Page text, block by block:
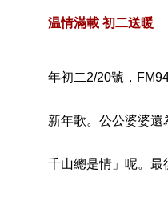
温情滿載 初二送暖
年初二2/20號，
新年歌。公公婆婆
千山總是情」呢。最